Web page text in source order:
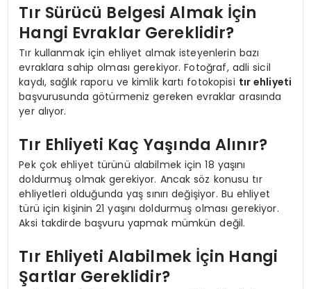
Tır Sürücü Belgesi Almak İçin
Hangi Evraklar Gereklidir?
Tır kullanmak için ehliyet almak isteyenlerin bazı
evraklara sahip olması gerekiyor. Fotoğraf, adli sicil
kaydı, sağlık raporu ve kimlik kartı fotokopisi tır ehliyeti
başvurusunda götürmeniz gereken evraklar arasında
yer alıyor.
Tır Ehliyeti Kaç Yaşında Alınır?
Pek çok ehliyet türünü alabilmek için 18 yaşını
doldurmuş olmak gerekiyor. Ancak söz konusu tır
ehliyetleri olduğunda yaş sınırı değişiyor. Bu ehliyet
türü için kişinin 21 yaşını doldurmuş olması gerekiyor.
Aksi takdirde başvuru yapmak mümkün değil.
Tır Ehliyeti Alabilmek İçin Hangi
Şartlar Gereklidir?